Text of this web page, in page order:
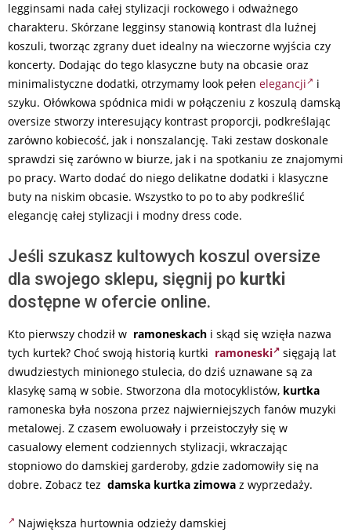
legginsami nada całej stylizacji rockowego i odważnego
charakteru. Skórzane legginsy stanowią kontrast dla luźnej
koszuli, tworząc zgrany duet idealny na wieczorne wyjścia czy
koncerty. Dodając do tego klasyczne buty na obcasie oraz
minimalistyczne dodatki, otrzymamy look pełen elegancji
i
szyku. Ołówkowa spódnica midi w połączeniu z koszulą damską
oversize stworzy interesujący kontrast proporcji, podkreślając
zarówno kobiecość, jak i nonszalancję. Taki zestaw doskonale
sprawdzi się zarówno w biurze, jak i na spotkaniu ze znajomymi
po pracy. Warto dodać do niego delikatne dodatki i klasyczne
buty na niskim obcasie. Wszystko to po to aby podkreślić
elegancję całej stylizacji i modny dress code.
Jeśli szukasz kultowych koszul oversize
dla swojego sklepu, sięgnij po kurtki
dostępne w ofercie online.
Kto pierwszy chodził w ramoneskach i skąd się wzięła nazwa
tych kurtek? Choć swoją historią kurtki ramoneski
sięgają lat
dwudziestych minionego stulecia, do dziś uznawane są za
klasykę samą w sobie. Stworzona dla motocyklistów, kurtka
ramoneska była noszona przez najwierniejszych fanów muzyki
metalowej. Z czasem ewoluowały i przeistoczyły się w
casualowy element codziennych stylizacji, wkraczając
stopniowo do damskiej garderoby, gdzie zadomowiły się na
dobre. Zobacz tez damska kurtka zimowa z wyprzedaży.
Największa hurtownia odzieży damskiej